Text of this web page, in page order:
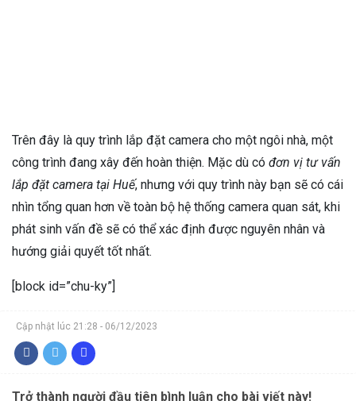
Trên đây là quy trình lắp đặt camera cho một ngôi nhà, một
công trình đang xây đến hoàn thiện. Mặc dù có đơn vị tư vấn
lắp đặt camera tại Huế, nhưng với quy trình này bạn sẽ có cái
nhìn tổng quan hơn về toàn bộ hệ thống camera quan sát, khi
phát sinh vấn đề sẽ có thể xác định được nguyên nhân và
hướng giải quyết tốt nhất.
[block id=”chu-ky”]
Cập nhật lúc 21:28 - 06/12/2023
Trở thành người đầu tiên bình luận cho bài viết này!